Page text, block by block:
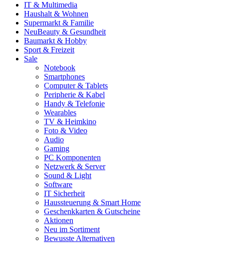
IT & Multimedia
Haushalt & Wohnen
Supermarkt & Familie
NeuBeauty & Gesundheit
Baumarkt & Hobby
Sport & Freizeit
Sale
Notebook
Smartphones
Computer & Tablets
Peripherie & Kabel
Handy & Telefonie
Wearables
TV & Heimkino
Foto & Video
Audio
Gaming
PC Komponenten
Netzwerk & Server
Sound & Light
Software
IT Sicherheit
Haussteuerung & Smart Home
Geschenkkarten & Gutscheine
Aktionen
Neu im Sortiment
Bewusste Alternativen